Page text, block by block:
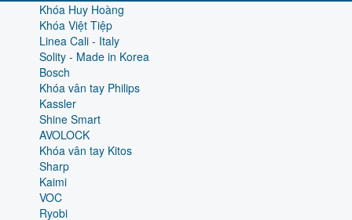
Khóa Huy Hoàng
Khóa Việt Tiệp
Linea Cali - Italy
Solity - Made in Korea
Bosch
Khóa vân tay Philips
Kassler
Shine Smart
AVOLOCK
Khóa vân tay Kitos
Sharp
Kaimi
VOC
Ryobi